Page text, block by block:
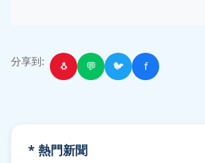
分享到: 🐧 💬 🐦 f
* 熱門新聞